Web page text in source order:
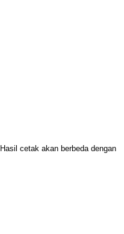
cetak akan berbeda dengan